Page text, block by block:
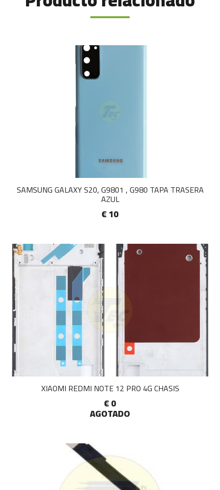
SAMSUNG GALAXY S20, G9801 , G980 TAPA TRASERA
AZUL
€ 10
XIAOMI REDMI NOTE 12 PRO 4G CHASIS
€ 0
AGOTADO